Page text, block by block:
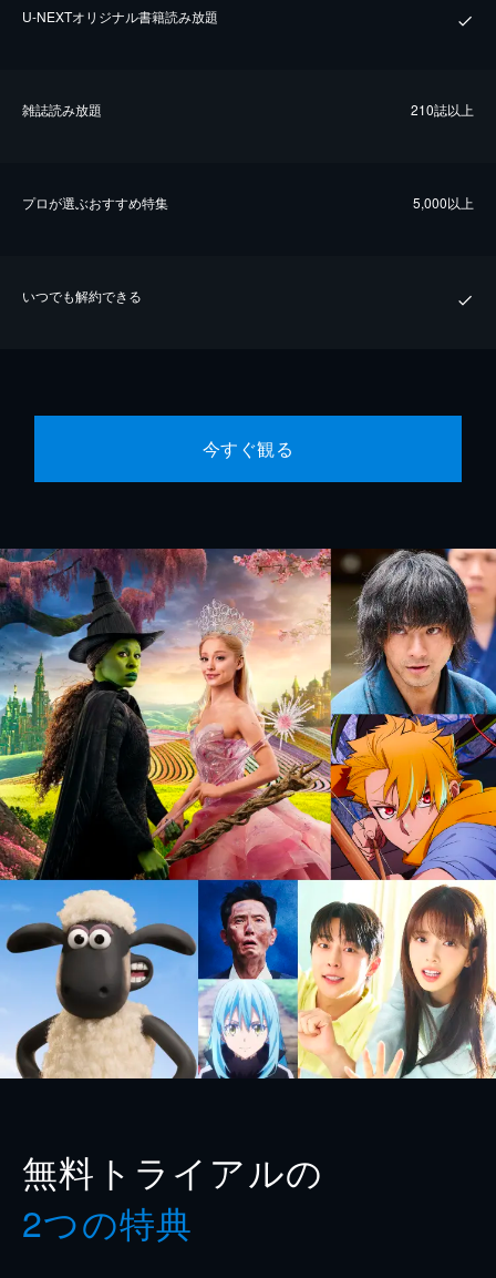
U-NEXTオリジナル書籍読み放題
雑誌読み放題 210誌以上
プロが選ぶおすすめ特集 5,000以上
いつでも解約できる
今すぐ観る
無料トライアルの
2つの特典